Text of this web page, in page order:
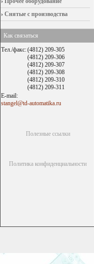
› Снятые с производства
Как связаться
Тел./факс:(4812) 209-305
(4812) 209-306
(4812) 209-307
(4812) 209-308
(4812) 209-310
(4812) 209-311
E-mail:
stangel@td-automatika.ru
Полезные ссылки
Политика конфиденциальности